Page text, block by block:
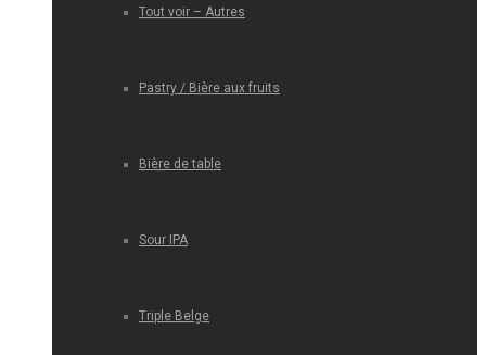
Tout voir – Autres
Pastry / Bière aux fruits
Bière de table
Sour IPA
Triple Belge